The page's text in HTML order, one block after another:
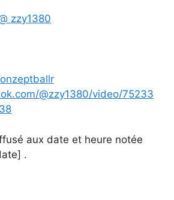
zzy1380
@zzy1380/video/75233
aux date et heure notée
.